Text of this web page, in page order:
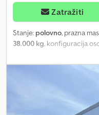
Zatražiti
Stanje: polovno, prazna
38.000 kg , konfiguracija
, dužina tovarnog
prostora:2.480 mm, visina
ABS,
najveća dozvoljena masa: